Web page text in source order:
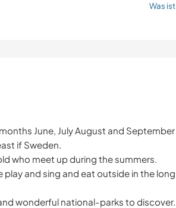
Was
June, July August and
if Sweden.
who meet up during the summers.
and sing and eat outside in the
wonderful national-parks to discover.